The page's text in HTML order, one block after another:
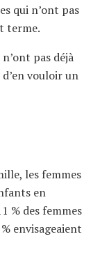
qui n’ont pas
terme.
pas déjà
vouloir un
les femmes
en
% des femmes
envisageaient